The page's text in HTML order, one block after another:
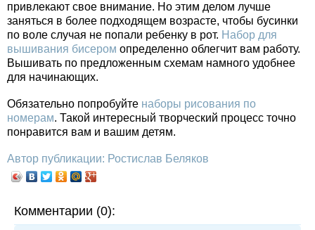
привлекают свое внимание. Но этим делом лучше
заняться в более подходящем возрасте, чтобы бусинки
по воле случая не попали ребенку в рот. Набор для
вышивания бисером определенно облегчит вам работу.
Вышивать по предложенным схемам намного удобнее
для начинающих.
Обязательно попробуйте наборы рисования по
номерам. Такой интересный творческий процесс точно
понравится вам и вашим детям.
Автор публикации: Ростислав Беляков
Комментарии (0):